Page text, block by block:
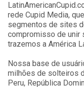
rede Cupid Media,
segmentos de sites
compromisso de unir
trazemos a América
Nossa base de
milhões de solteiros
Peru, República